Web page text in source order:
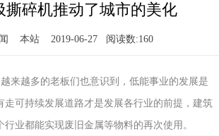
撕碎机推动了城市的美化
本站 2019-06-27 阅读数:160
来越多的老板们也意识到，低能事业的发展是
走可持续发展道路才是发展各行业的前提，建筑
业都能实现废旧金属等物料的再次使用。